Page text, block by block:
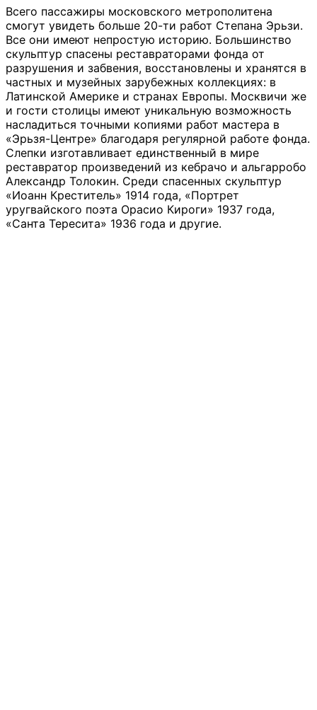
Всего пассажиры московского метрополитена
смогут увидеть больше 20-ти работ Степана Эрьзи.
Все они имеют непростую историю. Большинство
скульптур спасены реставраторами фонда от
разрушения и забвения, восстановлены и хранятся в
частных и музейных зарубежных коллекциях: в
Латинской Америке и странах Европы. Москвичи же
и гости столицы имеют уникальную возможность
насладиться точными копиями работ мастера в
«Эрьзя-Центре» благодаря регулярной работе фонда.
Слепки изготавливает единственный в мире
реставратор произведений из кебрачо и альгарробо
Александр Толокин. Среди спасенных скульптур
«Иоанн Креститель» 1914 года, «Портрет
уругвайского поэта Орасио Кироги» 1937 года,
«Санта Тересита» 1936 года и другие.